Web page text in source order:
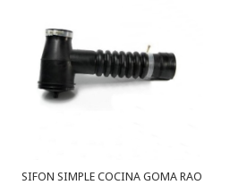
SIFON SIMPLE COCINA GOMA RAO